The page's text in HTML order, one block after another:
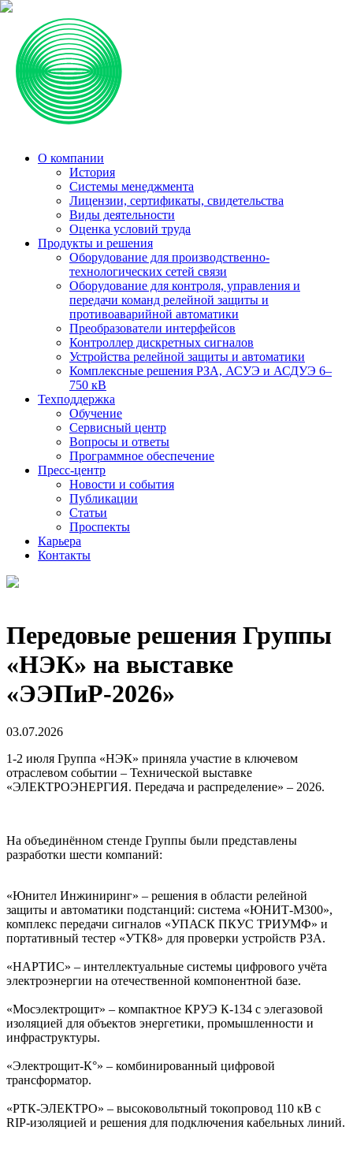
О компании
История
Системы менеджмента
Лицензии, сертификаты, свидетельства
Виды деятельности
Оценка условий труда
Продукты и решения
Оборудование для производственно-
технологических сетей связи
Оборудование для контроля, управления и
передачи команд релейной защиты и
противоаварийной автоматики
Преобразователи интерфейсов
Контроллер дискретных сигналов
Устройства релейной защиты и автоматики
Комплексные решения РЗА, АСУЭ и АСДУЭ 6–
750 кВ
Техподдержка
Обучение
Сервисный центр
Вопросы и ответы
Программное обеспечение
Пресс-центр
Новости и события
Публикации
Статьи
Проспекты
Карьера
Контакты
Передовые решения Группы
«НЭК» на выставке
«ЭЭПиР-2026»
03.07.2026
1-2 июля Группа «НЭК» приняла участие в ключевом
отраслевом событии – Технической выставке
«ЭЛЕКТРОЭНЕРГИЯ. Передача и распределение» – 2026.
На объединённом стенде Группы были представлены
разработки шести компаний:
«Юнител Инжиниринг» – решения в области релейной
защиты и автоматики подстанций: система «ЮНИТ-М300»,
комплекс передачи сигналов «УПАСК ПКУС ТРИУМФ» и
портативный тестер «УТК8» для проверки устройств РЗА.
«НАРТИС» – интеллектуальные системы цифрового учёта
электроэнергии на отечественной компонентной базе.
«Мосэлектрощит» – компактное КРУЭ К-134 с элегазовой
изоляцией для объектов энергетики, промышленности и
инфраструктуры.
«Электрощит‑К°» – комбинированный цифровой
трансформатор.
«РТК-ЭЛЕКТРО» – высоковольтный токопровод 110 кВ с
RIP-изоляцией и решения для подключения кабельных линий.